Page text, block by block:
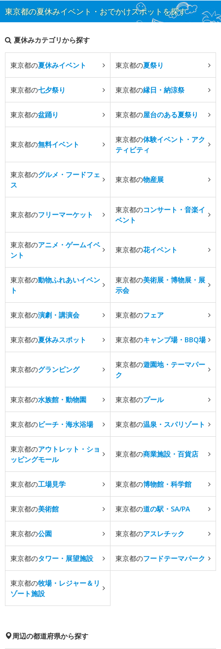
東京都の夏休みイベント・おでかけスポットを探す
夏休みカテゴリから探す
東京都の夏休みイベント 東京都の夏祭り
東京都の七夕祭り 東京都の縁日・納涼祭
東京都の盆踊り 東京都の屋台のある夏祭り
東京都の無料イベント
東京都の体験イベント・アク
ティビティ
東京都のグルメ・フードフェ
ス
東京都の物産展
東京都のフリーマーケット
東京都のコンサート・音楽イ
ベント
東京都のアニメ・ゲームイベ
ント
東京都の花イベント
東京都の動物ふれあいイベン
ト
東京都の美術展・博物展・展
示会
東京都の演劇・講演会 東京都のフェア
東京都の夏休みスポット 東京都のキャンプ場・BBQ場
東京都のグランピング
東京都の遊園地・テーマパー
ク
東京都の水族館・動物園 東京都のプール
東京都のビーチ・海水浴場 東京都の温泉・スパリゾート
東京都のアウトレット・ショ
ッピングモール
東京都の商業施設・百貨店
東京都の工場見学 東京都の博物館・科学館
東京都の美術館 東京都の道の駅・SA/PA
東京都の公園 東京都のアスレチック
東京都のタワー・展望施設 東京都のフードテーマパーク
東京都の牧場・レジャー＆リ
ゾート施設
周辺の都道府県から探す